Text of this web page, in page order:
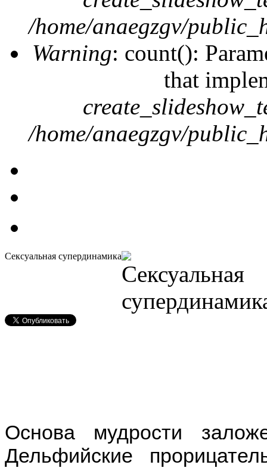
/home/anaegzgv/
Warning: count():
that
/home/anaegzgv/
Сексуальная супердинамика
Основа мудрости
Дельфийские